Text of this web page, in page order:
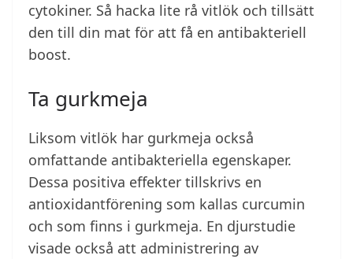
cytokiner. Så hacka lite rå vitlök och tillsätt
den till din mat för att få en antibakteriell
boost.
Ta gurkmeja
Liksom vitlök har gurkmeja också
omfattande antibakteriella egenskaper.
Dessa positiva effekter tillskrivs en
antioxidantförening som kallas curcumin
och som finns i gurkmeja. En djurstudie
visade också att administrering av